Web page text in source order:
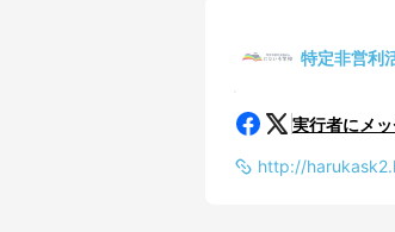
特定非営利
実行者にメ
http://